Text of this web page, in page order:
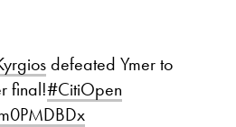
defeated Ymer to
final!#CitiOpen